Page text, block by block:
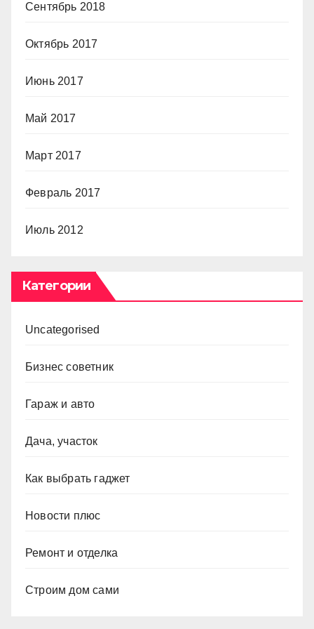
Сентябрь 2018
Октябрь 2017
Июнь 2017
Май 2017
Март 2017
Февраль 2017
Июль 2012
Категории
Uncategorised
Бизнес советник
Гараж и авто
Дача, участок
Как выбрать гаджет
Новости плюс
Ремонт и отделка
Строим дом сами